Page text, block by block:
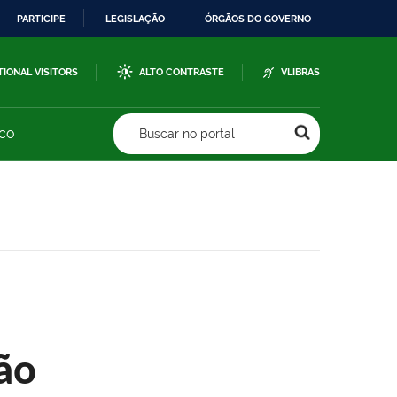
PARTICIPE LEGISLAÇÃO ÓRGÃOS DO GOVERNO
VISITORS ALTO CONTRASTE VLIBRAS
Buscar no portal